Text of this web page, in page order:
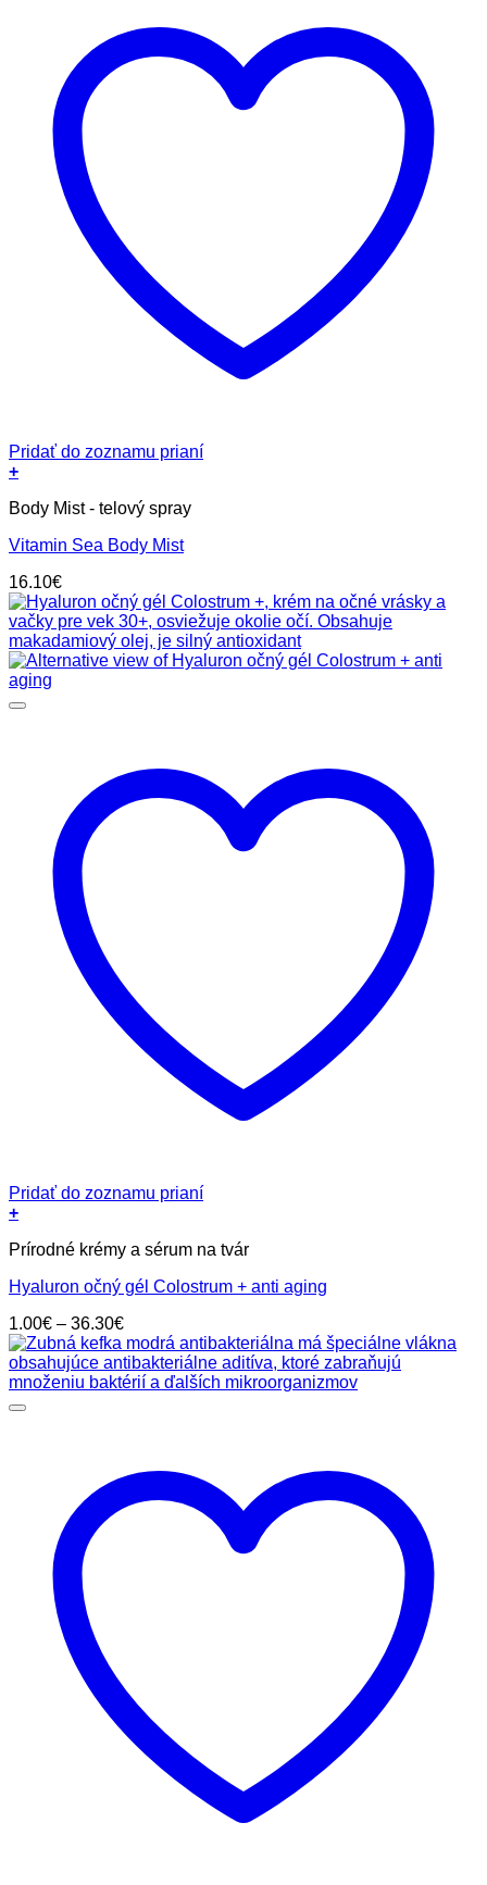
Pridať do zoznamu prianí
+
Body Mist - telový spray
Vitamin Sea Body Mist
16.10€
Pridať do zoznamu prianí
+
produkt
viacero
Možnosti
si
môžete
vybrať
na
Prírodné krémy a sérum na tvár
Hyaluron očný gél Colostrum + anti aging
1.00€ – 36.30€Price
range:
1.00€
through